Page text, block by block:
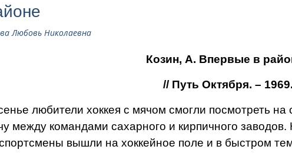
Любовь Николаевна
Козин, А. Впервые в
// Путь Октября. –
лю­бители хоккея с мячом смогли посмотреть
меж­ду командами сахарного и кирпичного
вышли на хоккейное поле и в быстром